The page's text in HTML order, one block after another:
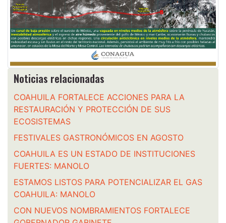
Noticias relacionadas
COAHUILA FORTALECE ACCIONES PARA LA
RESTAURACIÓN Y PROTECCIÓN DE SUS
ECOSISTEMAS
FESTIVALES GASTRONÓMICOS EN AGOSTO
COAHUILA ES UN ESTADO DE INSTITUCIONES
FUERTES: MANOLO
ESTAMOS LISTOS PARA POTENCIALIZAR EL GAS
COAHUILA: MANOLO
CON NUEVOS NOMBRAMIENTOS FORTALECE